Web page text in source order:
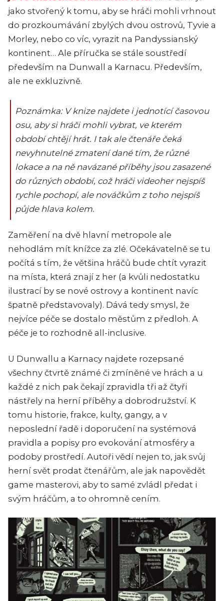
jako stvořený k tomu, aby se hráči mohli vrhnout
do prozkoumávání zbylých dvou ostrovů, Tyvie a
Morley, nebo co víc, vyrazit na Pandyssianský
kontinent… Ale příručka se stále soustředí
především na Dunwall a Karnacu. Především,
ale ne exkluzivně.
Poznámka: V knize najdete i jednotící časovou
osu, aby si hráči mohli vybrat, ve kterém
období chtějí hrát. I tak ale čtenáře čeká
nevyhnutelné zmatení dané tím, že různé
lokace a na ně navázané příběhy jsou zasazené
do různých období, což hráči videoher nejspíš
rychle pochopí, ale nováčkům z toho nejspíš
půjde hlava kolem.
Zaměření na dvě hlavní metropole ale
nehodlám mít knížce za zlé. Očekávatelně se tu
počítá s tím, že většina hráčů bude chtít vyrazit
na místa, která znají z her (a kvůli nedostatku
ilustrací by se nové ostrovy a kontinent navíc
špatně představovaly). Dává tedy smysl, že
nejvíce péče se dostalo městům z předloh. A
péče je to rozhodně all-inclusive.
U Dunwallu a Karnacy najdete rozepsané
všechny čtvrtě známé či zmíněné ve hrách a u
každé z nich pak čekají zpravidla tři až čtyři
nástřely na herní příběhy a dobrodružství. K
tomu historie, frakce, kulty, gangy, a v
neposlední řadě i doporučení na systémová
pravidla a popisy pro evokování atmosféry a
podoby prostředí. Autoři vědí nejen to, jak svůj
herní svět prodat čtenářům, ale jak napovědět
game masterovi, aby to samé zvládl předat i
svým hráčům, a to ohromně cením.